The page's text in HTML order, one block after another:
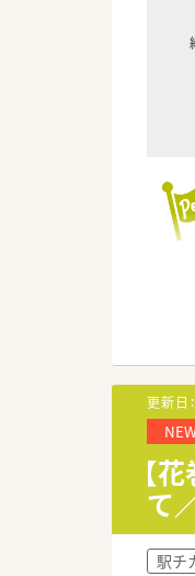
更新日：
【
て
駅チ